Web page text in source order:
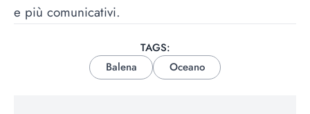
e più comunicativi.
TAGS:
Balena
Oceano